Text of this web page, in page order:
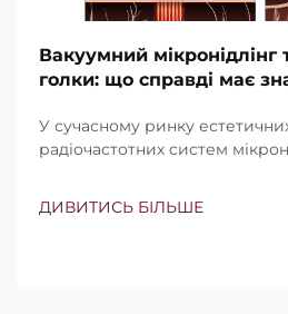
Вакуумний мікронідлінг
голки: що справді має
У сучасному ринку
радіочастотних систем
в тому, чи існують ці функції,
ДИВИТИСЬ БІЛЬШЕ